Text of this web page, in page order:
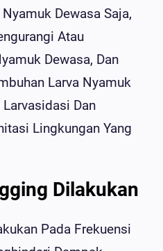
Dewasa Saja,
Atau
Dewasa, Dan
Larva Nyamuk
Dan
Lingkungan Yang
Dilakukan
Pada Frekuensi